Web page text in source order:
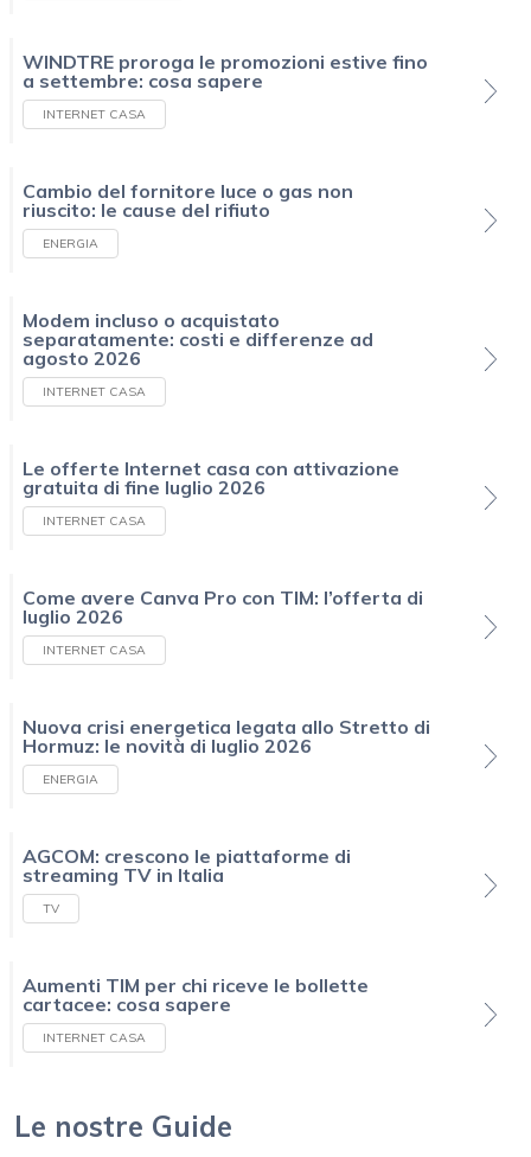
WINDTRE proroga le promozioni estive fino
a settembre: cosa sapere
INTERNET CASA
Cambio del fornitore luce o gas non
riuscito: le cause del rifiuto
ENERGIA
Modem incluso o acquistato
separatamente: costi e differenze ad
agosto 2026
INTERNET CASA
Le offerte Internet casa con attivazione
gratuita di fine luglio 2026
INTERNET CASA
Come avere Canva Pro con TIM: l’offerta di
luglio 2026
INTERNET CASA
Nuova crisi energetica legata allo Stretto di
Hormuz: le novità di luglio 2026
ENERGIA
AGCOM: crescono le piattaforme di
streaming TV in Italia
TV
Aumenti TIM per chi riceve le bollette
cartacee: cosa sapere
INTERNET CASA
Le nostre Guide